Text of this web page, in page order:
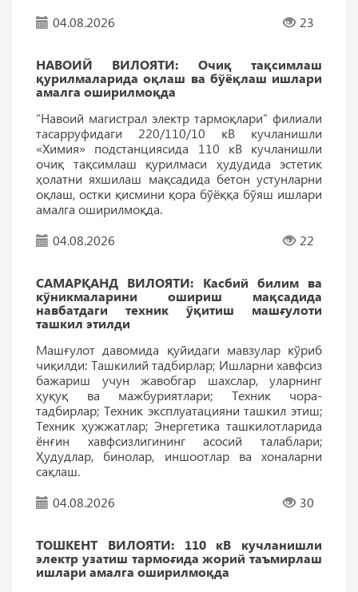
04.08.2026
23
НАВОИЙ ВИЛОЯТИ: Очиқ тақсимлаш
қурилмаларида оқлаш ва бўёқлаш ишлари
амалга оширилмоқда
“Навоий магистрал электр тармоқлари” филиали
тасарруфидаги 220/110/10 кВ кучланишли
«Химия» подстанциясида 110 кВ кучланишли
очиқ тақсимлаш қурилмаси ҳудудида эстетик
ҳолатни яхшилаш мақсадида бетон устунларни
оқлаш, остки қисмини қора бўёққа бўяш ишлари
амалга оширилмоқда.
04.08.2026
22
САМАРҚАНД ВИЛОЯТИ: Касбий билим ва
кўникмаларини ошириш мақсадида
навбатдаги техник ўқитиш машғулоти
ташкил этилди
Машғулот давомида қуйидаги мавзулар кўриб
чиқилди: Ташкилий тадбирлар; Ишларни хавфсиз
бажариш учун жавобгар шахслар, уларнинг
ҳуқуқ ва мажбуриятлари; Техник чора-
тадбирлар; Техник эксплуатацияни ташкил этиш;
Техник ҳужжатлар; Энергетика ташкилотларида
ёнғин хавфсизлигининг асосий талаблари;
Ҳудудлар, бинолар, иншоотлар ва хоналарни
сақлаш.
04.08.2026
30
ТОШКEНТ ВИЛОЯТИ: 110 кВ кучланишли
электр узатиш тармоғида жорий таъмирлаш
ишлари амалга оширилмоқда